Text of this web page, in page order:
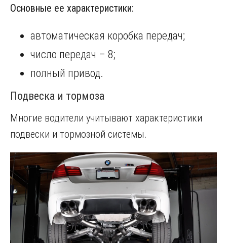
Основные ее характеристики:
автоматическая коробка передач;
число передач – 8;
полный привод.
Подвеска и тормоза
Многие водители учитывают характеристики
подвески и тормозной системы.